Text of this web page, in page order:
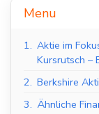
Menu
1. Aktie im
Kursrutsch –
2. Berkshire
3. Ähnliche